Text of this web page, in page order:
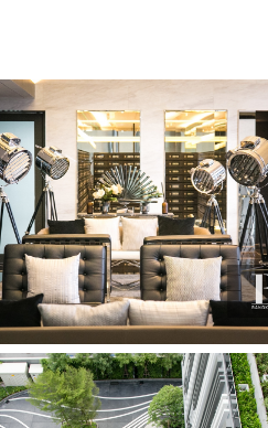
Add comparative
Number 3